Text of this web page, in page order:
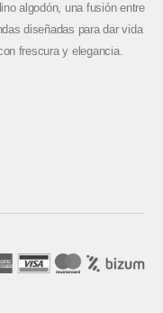
algodón, una fusión entre
diseñadas para dar vida
frescura y elegancia.